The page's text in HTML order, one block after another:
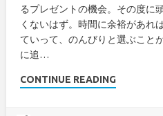
るプレゼントの機会。その度に
くないはず。時間に余裕があれ
ていって、のんびりと選ぶこと
に追…
CONTINUE READING